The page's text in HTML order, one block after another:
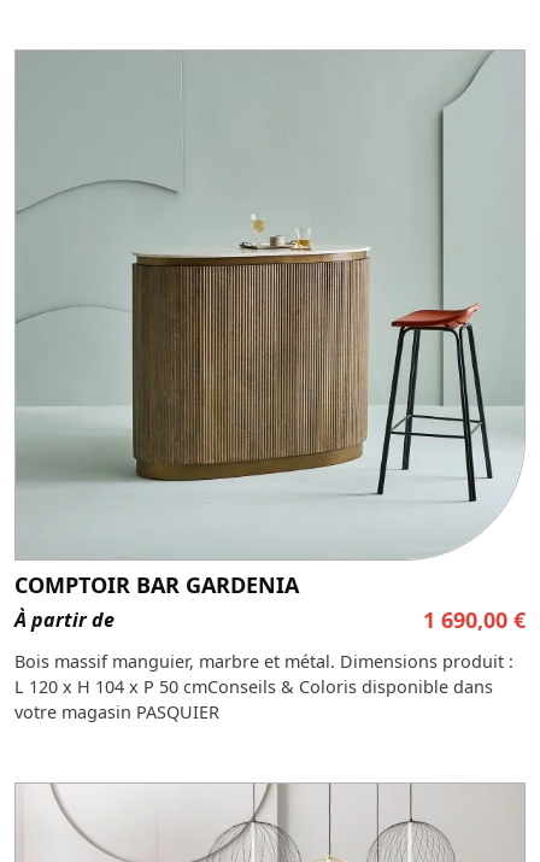
COMPTOIR BAR GARDENIA
À partir de 1 690,00 €
Bois massif manguier, marbre et métal. Dimensions produit :
L 120 x H 104 x P 50 cmConseils & Coloris disponible dans
votre magasin PASQUIER